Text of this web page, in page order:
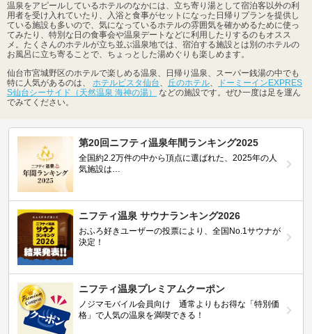
温泉をアピールしているホテルのなかには、立ち寄り湯として宿泊客以外の利
用者を受け入れていたり、入浴と食事がセットになった日帰りプランを提供し
ている施設も多いので、気になっているホテルの雰囲気を確かめるために使っ
てみたり、特別な日の食事会や温泉デートなどに利用したりするのもオスス
メ。たくさんのホテルが立ち並ぶ温泉地では、宿泊する施設とは別のホテルの
お風呂に立ち寄ることで、ちょっとした湯めぐりも楽しめます。
仙台市宮城野区のホテルで楽しめる温泉、日帰り温泉、スーパー銭湯の中でも
特に人気があるのは、 ホテルビスタ仙台 丘のホテル
ドーミーインEXPRES
S仙台シーサイド（天然温泉 海神の湯）
などの施設です。ぜひ一度は足を運ん
でみてください。
第20回ニフティ温泉年間ランキング2025
全国約2.2万件の中から頂点に選ばれた、2025年の人
気施設は…
ニフティ温泉 サウナランキング2026
おふろ好きユーザーの投票により、全国No.1サウナが
決定！
ニフティ温泉プレミアムクーポン
ノジマモバイル会員向け 通常よりもお得な「特別価
格」で人気の温泉を満喫できる！